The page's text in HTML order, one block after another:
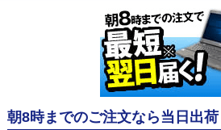
朝8時までのご注文なら当日出